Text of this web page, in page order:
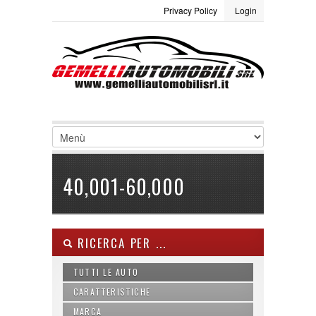
LOGIN
Username :
Ricordami
Registrati| Non ricordi la password
Login
Privacy Policy
40,001-60,000
RICERCA PER ...
TUTTI LE AUTO
CARATTERISTICHE
MARCA